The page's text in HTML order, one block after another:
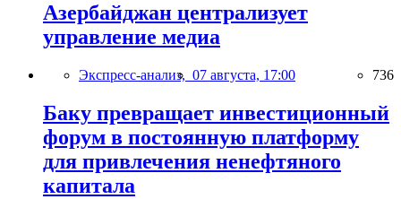
Азербайджан централизует
управление медиа
Экспресс-анализ, 07 августа, 17:00 736
Баку превращает инвестиционный
форум в постоянную платформу
для привлечения ненефтяного
капитала